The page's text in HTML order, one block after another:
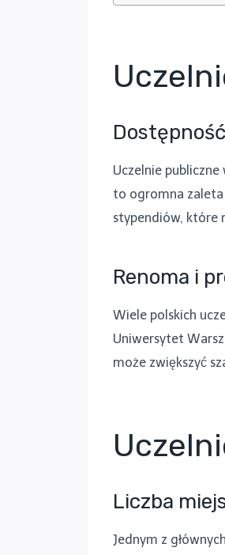
Uczelnie
to ogromna zaleta
stypendiów, które
Renoma i
Wiele polskich
Uniwersytet
może zwiększyć
Liczba
Jednym z